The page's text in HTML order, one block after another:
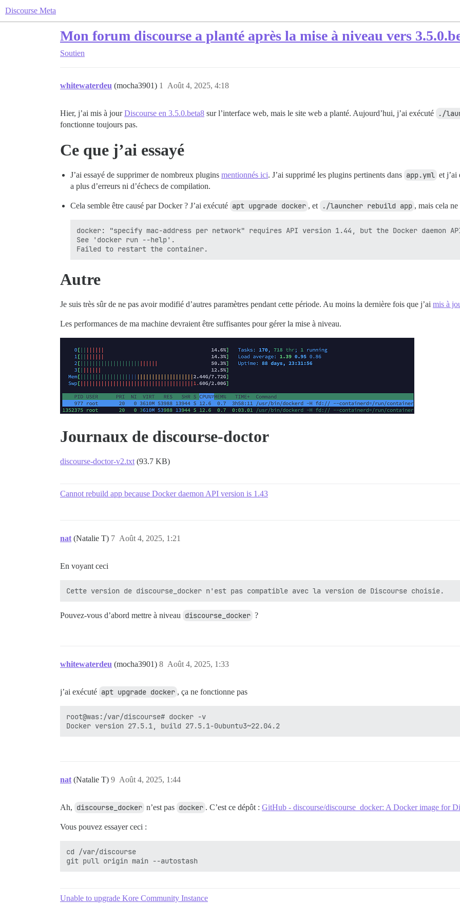
Discourse Meta
Mon forum discourse a planté après la mise à niveau vers
Soutien
whitewaterdeu (mocha3901) Août 4, 2025, 4:18
1
Hier, j’ai mis à jourDiscourse en 3.5.0.beta8 sur l’interface web, mais le site web a planté. Aujourd’hui, j’ai exécuté ./
fonctionne toujours pas.
Ce que j’ai essayé
J’ai essayé de supprimer de nombreux plugins mentionnés ici. J’ai supprimé les plugins pertinents dans app.yml et j’ai
a plus d’erreurs ni d’échecs de compilation.
Cela semble être causé par Docker ? J’ai exécuté apt upgrade docker , et ./launcher rebuild app , mais cela
docker: "specify mac-address per network" requires API version 1.44, but the Docker daemon
See 'docker run --help'.
Autre
Je suis très sûr de ne pas avoir modifié d’autres paramètres pendant cette période. Au moins la dernière fois que j’ai mis à
Les performances de ma machine devraient être suffisantes pour gérer la mise à niveau.
Journaux de discourse-doctor
discourse-doctor-v2.txt (93.7 KB)
Cannot rebuild app because Docker daemon API version is 1.43
nat (Natalie T) Août 4, 2025, 1:21
7
En voyant ceci
Pouvez-vous d’abord mettre à niveau discourse_docker ?
whitewaterdeu (mocha3901) Août 4, 2025, 1:33
8
j’ai exécuté apt upgrade docker , ça ne fonctionne pas
root@was:/var/discourse# docker -v
nat (Natalie T) Août 4, 2025, 1:44
9
Ah, discourse_docker n’est pas docker . C’est ce dépôt : GitHub - discourse/discourse_docker: A Docker image for
Vous pouvez essayer ceci :
cd /var/discourse
Unable to upgrade Kore Community Instance